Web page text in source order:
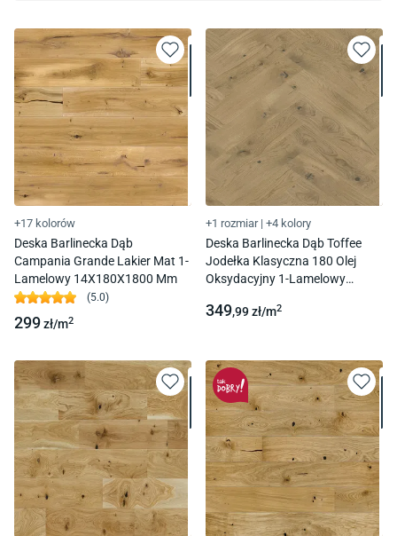
+17 kolorów
Deska Barlinecka Dąb
Campania Grande Lakier Mat 1-
Lamelowy 14X180X1800 Mm
(5.0)
299zł/m2
+1 rozmiar | +4 kolory
Deska Barlinecka Dąb Toffee
Jodełka Klasyczna 180 Olej
Oksydacyjny 1-Lamelowy
349,99zł/m2